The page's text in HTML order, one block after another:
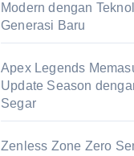
Modern dengan
Generasi Baru
Apex Legends
Update Season
Segar
Zenless Zone Zero